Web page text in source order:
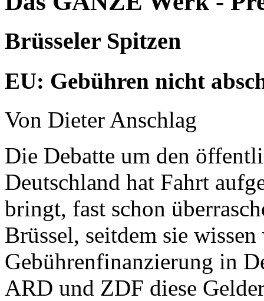
Brüsseler Spitzen
EU: Gebühren nicht
Von Dieter Anschlag
Die Debatte um den
Deutschland hat Fahrt
bringt, fast schon
Brüssel, seitdem sie
Gebührenfinanzierung in
ARD und ZDF diese